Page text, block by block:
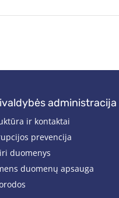
administracija
ir kontaktai
prevencija
duomenys
duomenų apsauga